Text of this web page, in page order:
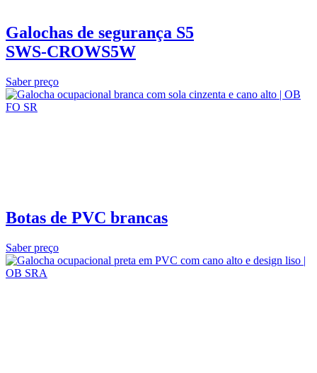
Galochas de segurança S5
SWS‑CROWS5W
Saber preço
Botas de PVC brancas
Saber preço